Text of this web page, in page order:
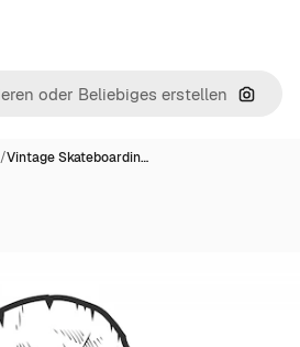
Nach
/Vintage Skateboardin…